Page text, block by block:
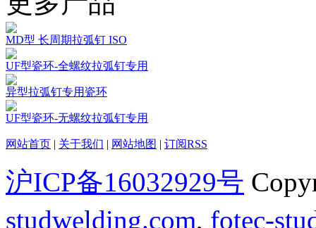
MD型 长周期拉弧钉 ISO
UF型瓷环-全螺纹拉弧钉专用
异型拉弧钉专用瓷环
UF型瓷环-无螺纹拉弧钉专用
网站首页 | 关于我们 | 网站地图 | 订阅RSS
沪ICP备16032929号
studwelding.com, fotec-